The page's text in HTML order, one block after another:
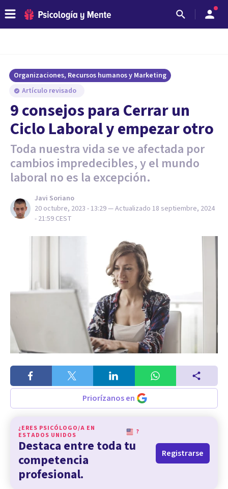
Organizaciones, Recursos humanos y Marketing
Artículo revisado
9 consejos para Cerrar un
Ciclo Laboral y empezar otro
Toda nuestra vida se ve afectada por
cambios impredecibles, y el mundo
laboral no es la excepción.
Javi Soriano
20 octubre, 2023 - 13:29— Actualizado 18 septiembre, 2024
- 21:59 CEST
Priorízanos en
¿ERES PSICÓLOGO/A EN
ESTADOS UNIDOS
?
Destaca entre toda tu
competencia
profesional.
Registrarse